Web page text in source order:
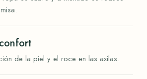
de la piel y el roce en las axilas.